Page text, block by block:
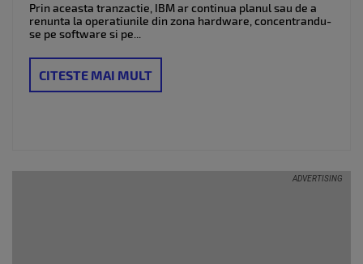
Prin aceasta tranzactie, IBM ar continua planul sau de a
renunta la operatiunile din zona hardware, concentrandu-
se pe software si pe...
CITESTE MAI MULT